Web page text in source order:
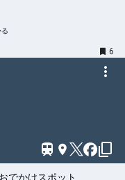
6
でかけスポット